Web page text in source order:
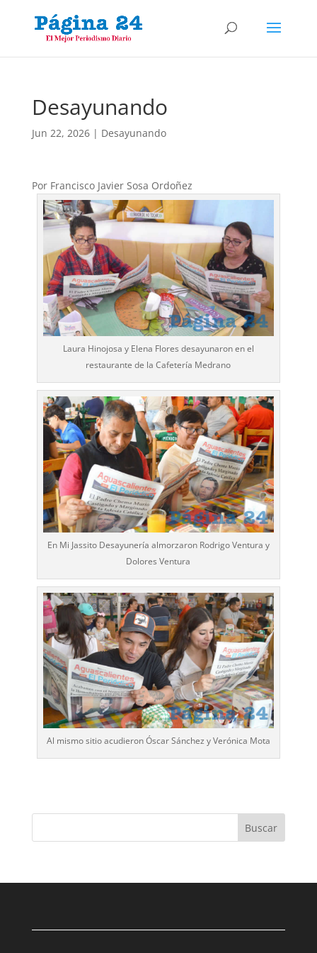
Desayunando
Jun 22, 2026| Desayunando
Por Francisco Javier Sosa Ordoñez
Laura Hinojosa y Elena Flores desayunaron en el
restaurante de la Cafetería Medrano
En Mi Jassito Desayunería almorzaron Rodrigo Ventura y
Dolores Ventura
Al mismo sitio acudieron Óscar Sánchez y Verónica Mota
Buscar